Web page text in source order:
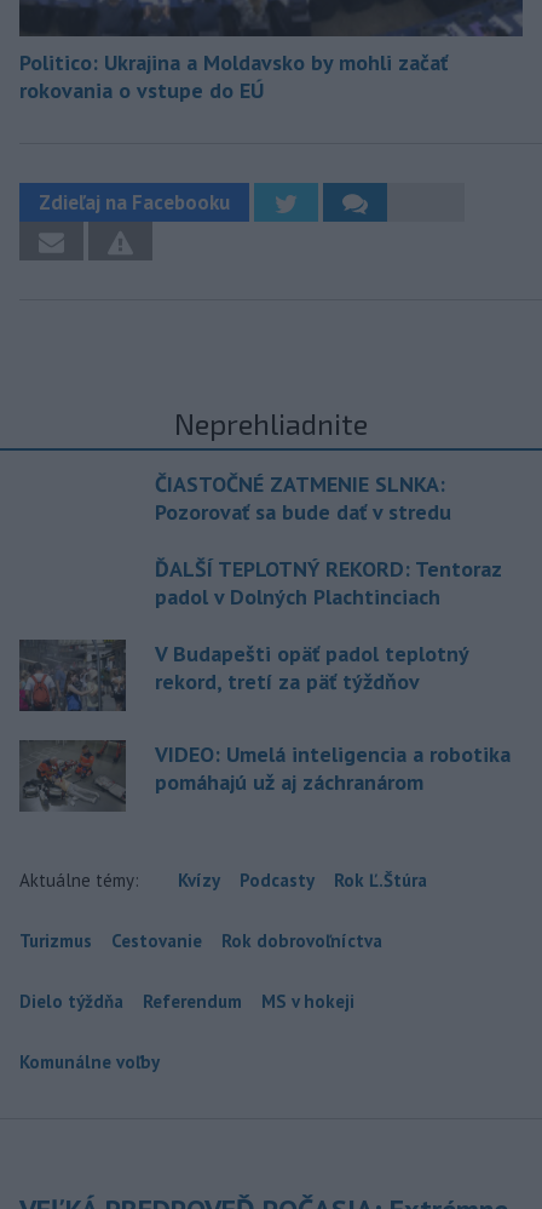
Politico: Ukrajina a Moldavsko by mohli začať
rokovania o vstupe do EÚ
Zdieľaj na Facebooku
Neprehliadnite
ČIASTOČNÉ ZATMENIE SLNKA:
Pozorovať sa bude dať v stredu
ĎALŠÍ TEPLOTNÝ REKORD: Tentoraz
padol v Dolných Plachtinciach
V Budapešti opäť padol teplotný
rekord, tretí za päť týždňov
VIDEO: Umelá inteligencia a robotika
pomáhajú už aj záchranárom
Aktuálne témy: Kvízy Podcasty Rok Ľ.Štúra
Turizmus Cestovanie Rok dobrovoľníctva
Dielo týždňa Referendum MS v hokeji
Komunálne voľby